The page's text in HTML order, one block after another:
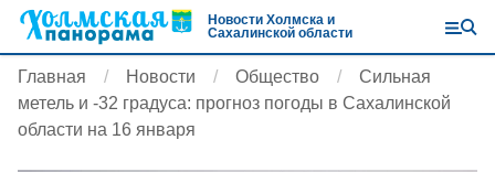
Новости Холмска и
Сахалинской области
Главная Новости Общество
Сильная
метель и -32 градуса: прогноз погоды в Сахалинской
области на 16 января